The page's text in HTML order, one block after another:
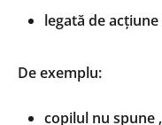
legată de acțiune
De exemplu:
copilul nu spune